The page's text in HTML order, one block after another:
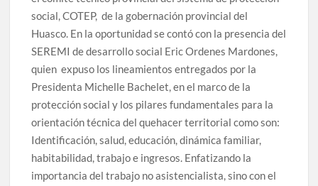
social, COTEP, de la gobernación provincial del
Huasco. En la oportunidad se contó con la presencia del
SEREMI de desarrollo social Eric Ordenes Mardones,
quien expuso los lineamientos entregados por la
Presidenta Michelle Bachelet, en el marco de la
protección social y los pilares fundamentales para la
orientación técnica del quehacer territorial como son:
Identificación, salud, educación, dinámica familiar,
habitabilidad, trabajo e ingresos. Enfatizando la
importancia del trabajo no asistencialista, sino con el